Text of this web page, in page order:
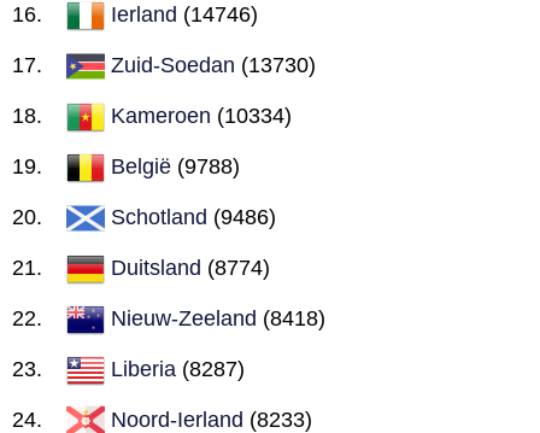
Ierland (14746)
Zuid-Soedan (13730)
Kameroen (10334)
België (9788)
Schotland (9486)
Duitsland (8774)
Nieuw-Zeeland (8418)
Liberia (8287)
Noord-Ierland (8233)